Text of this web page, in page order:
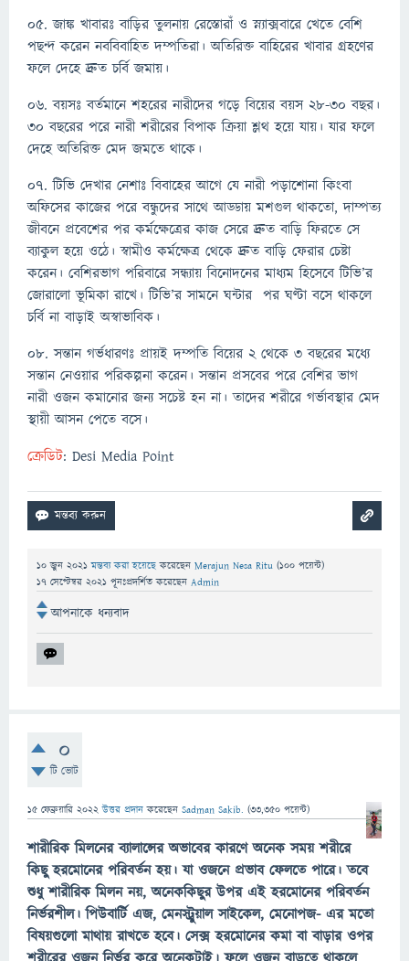
০৫. জাঙ্ক খাবারঃ বাড়ির তুলনায় রেস্তোরাঁ ও স্ন্যাক্সবারে খেতে বেশি
পছন্দ করেন নববিবাহিত দম্পতিরা। অতিরিক্ত বাহিরের খাবার গ্রহণের
ফলে দেহে দ্রুত চর্বি জমায়।
০৬. বয়সঃ বর্তমানে শহরের নারীদের গড়ে বিয়ের বয়স ২৮-৩০ বছর।
৩০ বছরের পরে নারী শরীরের বিপাক ক্রিয়া শ্লথ হয়ে যায়। যার ফলে
দেহে অতিরিক্ত মেদ জমতে থাকে।
০৭. টিভি দেখার নেশাঃ বিবাহের আগে যে নারী পড়াশোনা কিংবা
অফিসের কাজের পরে বন্ধুদের সাথে আড্ডায় মশগুল থাকতো, দাম্পত্য
জীবনে প্রবেশের পর কর্মক্ষেত্রের কাজ সেরে দ্রুত বাড়ি ফিরতে সে
ব্যাকুল হয়ে ওঠে। স্বামীও কর্মক্ষেত্র থেকে দ্রুত বাড়ি ফেরার চেষ্টা
করেন। বেশিরভাগ পরিবারে সন্ধ্যায় বিনোদনের মাধ্যম হিসেবে টিভি’র
জোরালো ভূমিকা রাখে। টিভি’র সামনে ঘন্টার পর ঘণ্টা বসে থাকলে
চর্বি না বাড়াই অস্বাভাবিক।
০৮. সন্তান গর্ভধারণঃ প্রায়ই দম্পতি বিয়ের ২ থেকে ৩ বছরের মধ্যে
সন্তান নেওয়ার পরিকল্পনা করেন। সন্তান প্রসবের পরে বেশির ভাগ
নারী ওজন কমানোর জন্য সচেষ্ট হন না। তাদের শরীরে গর্ভাবস্থার মেদ
স্থায়ী আসন পেতে বসে।
ক্রেডিট: Desi Media Point
10 জুন 2021 মন্তব্য করা হয়েছেকরেছেন Merajun Nesa Ritu (100 পয়েন্ট)
17 সেপ্টেম্বর 2021 পূনঃপ্রদর্শিত করেছেন Admin
আপনাকে ধন্যবাদ
0
টি ভোট
15 ফেব্রুয়ারি 2022 উত্তর প্রদান করেছেন Sadman Sakib. (33,350 পয়েন্ট)
শারীরিক মিলনের ব্যালান্সের অভাবের কারণে অনেক সময় শরীরে
কিছু হরমোনের পরিবর্তন হয়। যা ওজনে প্রভাব ফেলতে পারে। তবে
শুধু শারীরিক মিলন নয়, অনেককিছুর উপর এই হরমোনের পরিবর্তন
নির্ভরশীল। পিউবার্টি এজ, মেনস্ট্রুয়াল সাইকেল, মেনোপজ- এর মতো
বিষয়গুলো মাথায় রাখতে হবে। সেক্স হরমোনের কমা বা বাড়ার ওপর